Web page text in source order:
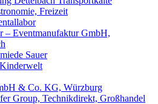
Freizeit
– Eventmanufaktur GmbH,
Sauer
& Co. KG, Würzburg
Group, Technikdirekt, Großhandel